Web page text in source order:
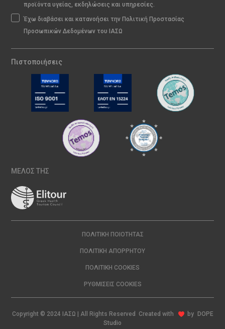
προϊόντα υγείας, εκδηλώσεις και υπηρεσίες.
Έχω διαβάσει και κατανοήσει την Πολιτική Προστασίας
Προσωπικών Δεδομένων του ΙΑΣΩ
Πιστοποιήσεις
ΜΕΛΟΣ ΤΗΣ
ΠΟΛΙΤΙΚΉ ΠΟΙΌΤΗΤΑΣ
ΠΟΛΙΤΙΚΉ ΑΠΟΡΡΉΤΟΥ
ΠΟΛΙΤΙΚΉ COOKIES
ΡΥΘΜΊΣΕΙΣ COOKIES
Copyright © 2024 ΙΑΣΩ | All Rights Reserved Created with by DOPE
Studio